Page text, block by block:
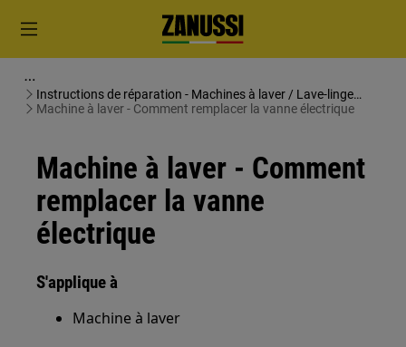
Instructions de réparation - Machines à laver / Lave-linge
séchants
Machine à laver - Comment remplacer la vanne électrique
Machine à laver - Comment
remplacer la vanne
électrique
S'applique à
Machine à laver